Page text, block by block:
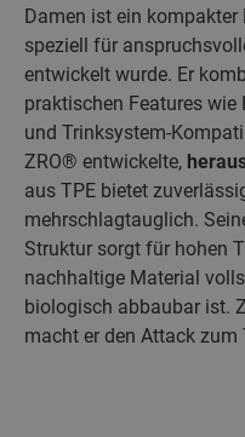
Damen ist ein kompakter
speziell für
entwickelt wurde. Er
praktischen Features
und
ZRO® entwickelte,
aus TPE bietet
mehrschlagtauglich.
Struktur sorgt für hohen
nachhaltige Material
biologisch abbaubar ist.
macht er den Attack zum